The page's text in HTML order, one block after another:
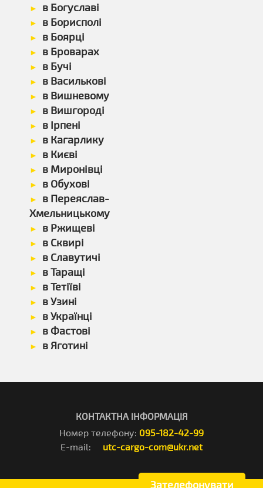
в Богуславі
в Борисполі
в Боярці
в Броварах
в Бучі
в Василькові
в Вишневому
в Вишгороді
в Ірпені
в Кагарлику
в Києві
в Миронівці
в Обухові
в Переяслав-
Хмельницькому
в Ржищеві
в Сквирі
в Славутичі
в Таращі
в Тетіїві
в Узині
в Українці
в Фастові
в Яготині
КОНТАКТНА ІНФОРМАЦІЯ
Номер телефону: 095-182-42-99
E-mail: utc-cargo-com@ukr.net
Зателефонувати